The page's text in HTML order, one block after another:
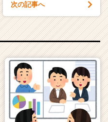
次の記事へ